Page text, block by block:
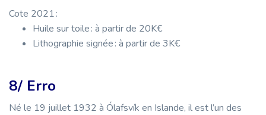
Cote 2021 :
Huile sur toile : à partir de 20K€
Lithographie signée : à partir de 3K€
8/ Erro
Né le 19 juillet 1932 à Ólafsvík en Islande, il est l’un des